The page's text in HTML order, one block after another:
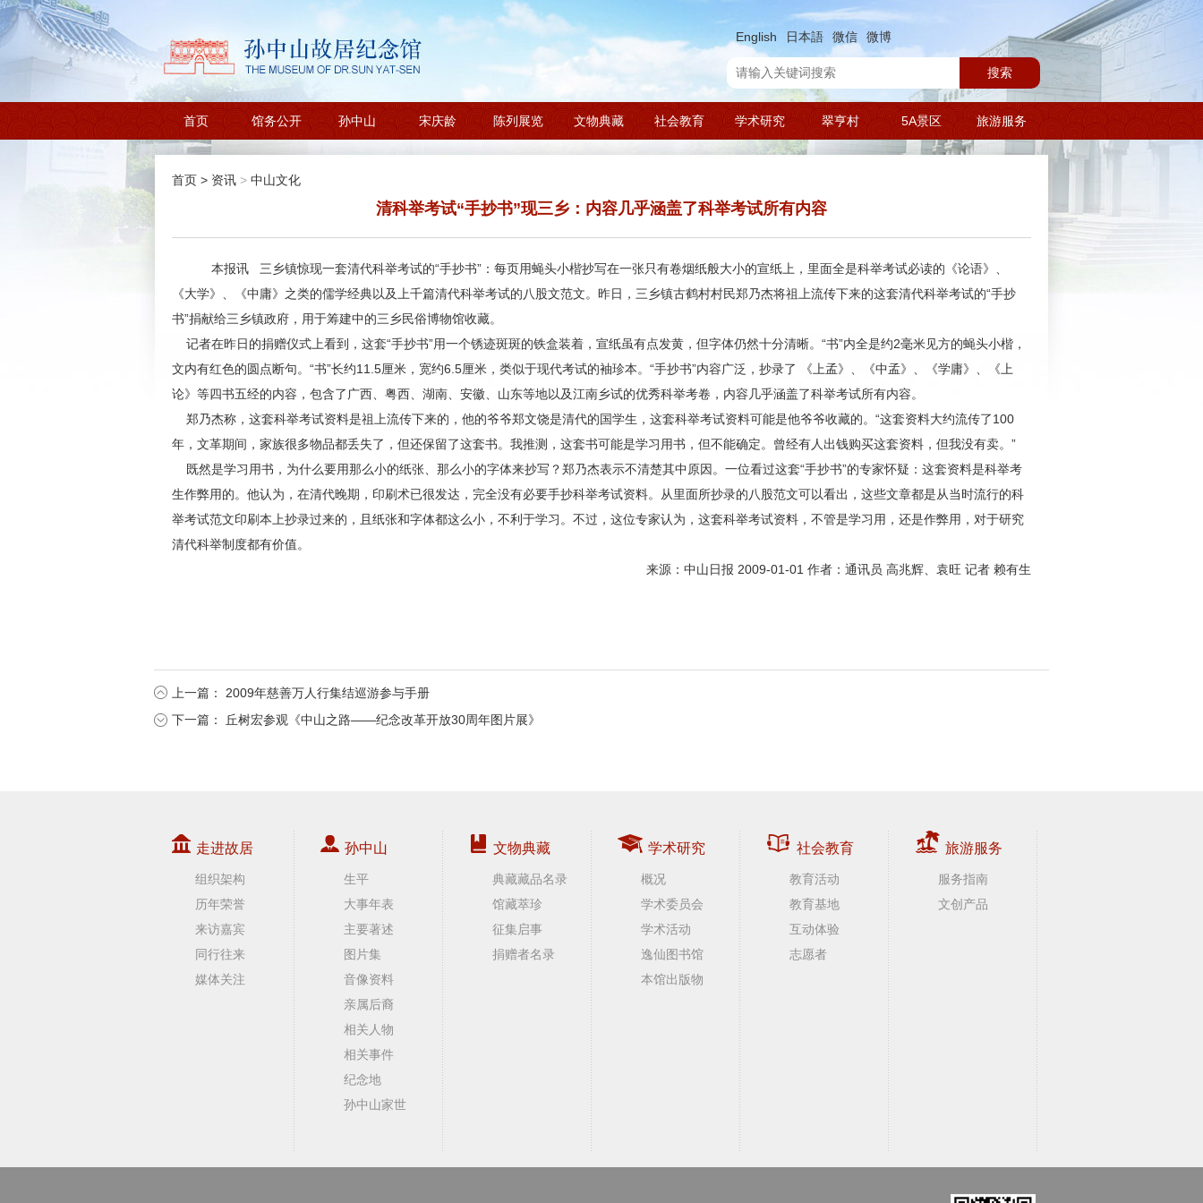
English 日本語 微信 微博
搜索
首页 馆务公开 孙中山 宋庆龄 陈列展览 文物典藏 社会教育 学术研究 翠亨村 5A景区 旅游服务
首页 > 资讯 > 中山文化
清科举考试“手抄书”现三乡：内容几乎涵盖了科举考试所有内容
本报讯 三乡镇惊现一套清代科举考试的“手抄书”：每页用蝇头小楷抄写在一张只有卷烟纸般大小的宣纸上，里面全是科举考试必读的《论语》、
《大学》、《中庸》之类的儒学经典以及上千篇清代科举考试的八股文范文。昨日，三乡镇古鹤村村民郑乃杰将祖上流传下来的这套清代科举考试的“手抄
书”捐献给三乡镇政府，用于筹建中的三乡民俗博物馆收藏。
记者在昨日的捐赠仪式上看到，这套“手抄书”用一个锈迹斑斑的铁盒装着，宣纸虽有点发黄，但字体仍然十分清晰。“书”内全是约2毫米见方的蝇头小楷，
文内有红色的圆点断句。“书”长约11.5厘米，宽约6.5厘米，类似于现代考试的袖珍本。“手抄书”内容广泛，抄录了 《上孟》、《中孟》、《学庸》、《上
论》等四书五经的内容，包含了广西、粤西、湖南、安徽、山东等地以及江南乡试的优秀科举考卷，内容几乎涵盖了科举考试所有内容。
郑乃杰称，这套科举考试资料是祖上流传下来的，他的爷爷郑文饶是清代的国学生，这套科举考试资料可能是他爷爷收藏的。“这套资料大约流传了100
年，文革期间，家族很多物品都丢失了，但还保留了这套书。我推测，这套书可能是学习用书，但不能确定。曾经有人出钱购买这套资料，但我没有卖。”
既然是学习用书，为什么要用那么小的纸张、那么小的字体来抄写？郑乃杰表示不清楚其中原因。一位看过这套“手抄书”的专家怀疑：这套资料是科举考
生作弊用的。他认为，在清代晚期，印刷术已很发达，完全没有必要手抄科举考试资料。从里面所抄录的八股范文可以看出，这些文章都是从当时流行的科
举考试范文印刷本上抄录过来的，且纸张和字体都这么小，不利于学习。不过，这位专家认为，这套科举考试资料，不管是学习用，还是作弊用，对于研究
清代科举制度都有价值。
来源：中山日报 2009-01-01 作者：通讯员 高兆辉、袁旺 记者 赖有生
上一篇： 2009年慈善万人行集结巡游参与手册
下一篇：
丘树宏参观《中山之路——纪念改革开放30周年图片展》
走进故居
组织架构
历年荣誉
来访嘉宾
同行往来
媒体关注
孙中山
生平
大事年表
主要著述
图片集
音像资料
亲属后裔
相关人物
相关事件
纪念地
孙中山家世
文物典藏
典藏藏品名录
馆藏萃珍
征集启事
捐赠者名录
学术研究
概况
学术委员会
学术活动
逸仙图书馆
本馆出版物
社会教育
教育活动
教育基地
互动体验
志愿者
旅游服务
服务指南
文创产品